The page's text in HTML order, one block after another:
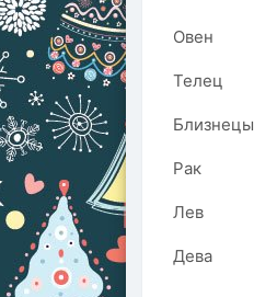
Овен
Телец
Близнецы
Рак
Лев
Дева